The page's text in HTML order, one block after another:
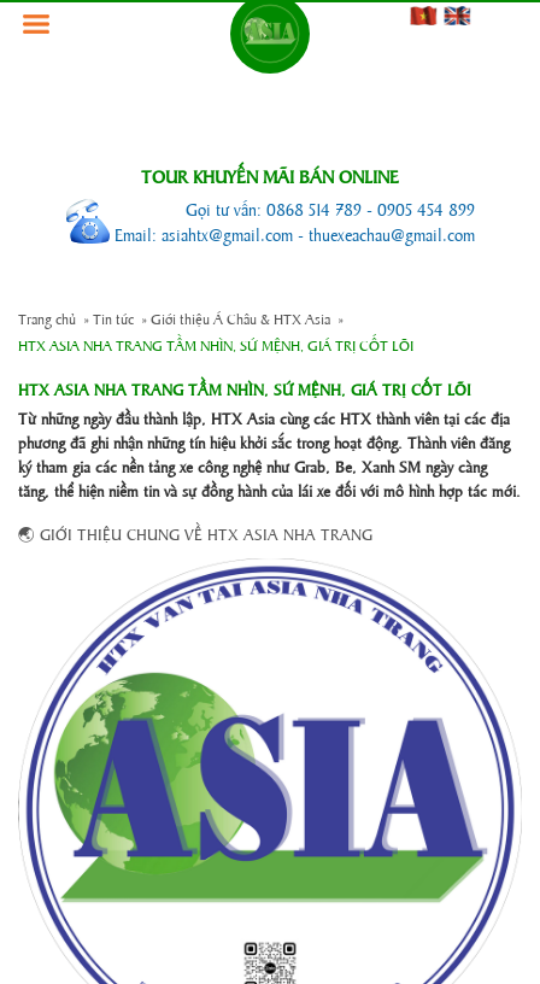
TOUR KHUYẾN MÃI BÁN ONLINE
Gọi tư vấn: 0868 514 789 - 0905 454 899
Email: asiahtx@gmail.com - thuexeachau@gmail.com
Trang chủ »Tin tức »Giới thiệu Á Châu & HTX Asia »
HTX ASIA NHA TRANG TẦM NHÌN, SỨ MỆNH, GIÁ TRỊ CỐT LÕI
HTX ASIA NHA TRANG TẦM NHÌN, SỨ MỆNH, GIÁ TRỊ CỐT LÕI
Từ những ngày đầu thành lập, HTX Asia cùng các HTX thành viên tại các địa
phương đã ghi nhận những tín hiệu khởi sắc trong hoạt động. Thành viên đăng
ký tham gia các nền tảng xe công nghệ như Grab, Be, Xanh SM ngày càng
tăng, thể hiện niềm tin và sự đồng hành của lái xe đối với mô hình hợp tác mới.
🌏 GIỚI THIỆU CHUNG VỀ HTX ASIA NHA TRANG